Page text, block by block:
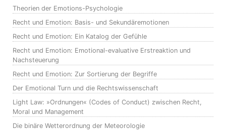
Theorien der Emotions-Psychologie
Recht und Emotion: Basis- und Sekundäremotionen
Recht und Emotion: Ein Katalog der Gefühle
Recht und Emotion: Emotional-evaluative Erstreaktion und
Nachsteuerung
Recht und Emotion: Zur Sortierung der Begriffe
Der Emotional Turn und die Rechtswissenschaft
Light Law: »Ordnungen« (Codes of Conduct) zwischen Recht,
Moral und Management
Die binäre Wetterordnung der Meteorologie